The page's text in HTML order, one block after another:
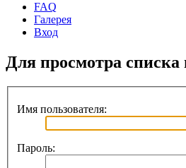
FAQ
Галерея
Вход
Для просмотра
Имя пользователя:
Пароль: